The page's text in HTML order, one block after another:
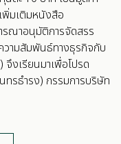
พิ่มเติมหนังสือ
ณาอนุมัติการจัดสรร
วามสัมพันธ์ทางธุรกิจกับ
งเรียนมาเพื่อโปรด
รธำรง) กรรมการบริษัท